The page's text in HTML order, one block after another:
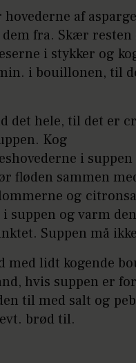
hovederne af
fra. Skær resten
i stykker og
i bouillonen, til
det hele, til det er
Kog
i
fløden sammen
og
suppen og varm
Suppen må
med lidt kogende
hvis suppen er
til med salt og
brød til.